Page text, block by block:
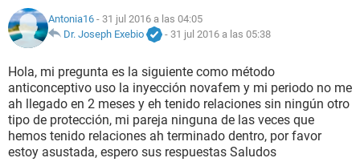
NUTRICIÓN
BIENESTAR
SEXUALIDAD
GLOSARIO
Antonia16 - 31 jul 2016 a las 04:05
Dr. Joseph Exebio
- 31 jul 2016 a las 05:38
Hola, mi pregunta es la siguiente como método
anticonceptivo uso la inyección novafem y mi periodo no me
ah llegado en 2 meses y eh tenido relaciones sin ningún otro
tipo de protección, mi pareja ninguna de las veces que
hemos tenido relaciones ah terminado dentro, por favor
estoy asustada, espero sus respuestas Saludos